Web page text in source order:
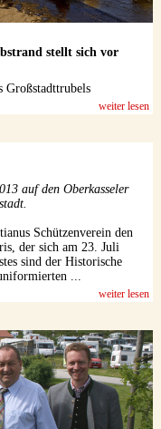
stellt sich vor
Großstadttrubels
weiter lesen
auf den Oberkasseler
Schützenverein den
der sich am 23. Juli
sind der Historische
...
weiter lesen